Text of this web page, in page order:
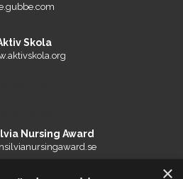
Skola
Nursing Award
×